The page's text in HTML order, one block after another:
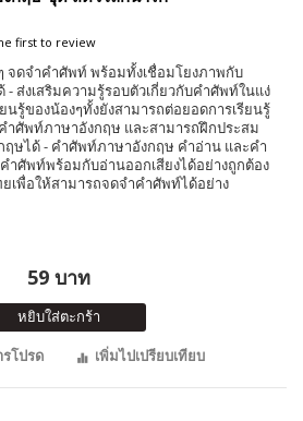
first to review
จดจำคำศัพท์ พร้อมทั้งเชื่อมโยงภาพกับ
ส่งเสริมความรู้รอบตัวเกี่ยวกับคำศัพท์ในแง่
นรู้ของน้องๆทั้งยังสามารถต่อยอดการเรียนรู้
ำศัพท์ภาษาอังกฤษ และสามารถฝึกประสม
ษได้ - คำศัพท์ภาษาอังกฤษ คำอ่าน และคำ
ำศัพท์พร้อมกับอ่านออกเสียงได้อย่างถูกต้อง
เพื่อให้สามารถจดจำคำศัพท์ได้อย่าง
59 บาท
หยิบใส่ตะกร้า
โปรด
เพิ่มไปเปรียบเทียบ